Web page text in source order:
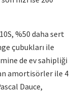
%50 daha sert
çubukları ile
de ev sahipliği
amortisörler ile 4
Dauce,